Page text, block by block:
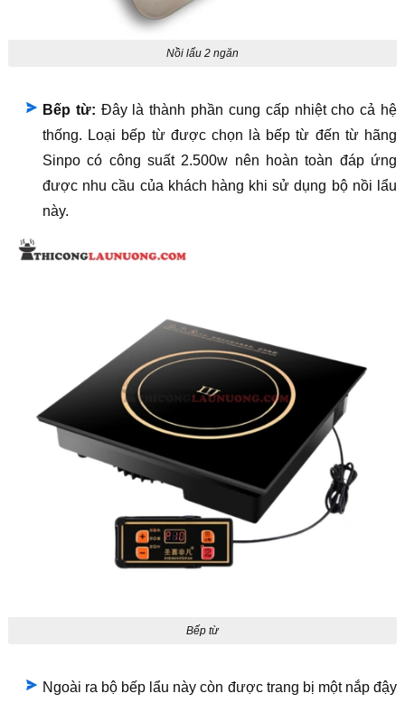
Nồi lẩu 2 ngăn
Bếp từ: Đây là thành phần cung cấp nhiệt cho cả hệ
thống. Loại bếp từ được chọn là bếp từ đến từ hãng
Sinpo có công suất 2.500w nên hoàn toàn đáp ứng
được nhu cầu của khách hàng khi sử dụng bộ nồi lẩu
này.
Bếp từ
Ngoài ra bộ bếp lẩu này còn được trang bị một nắp đậy